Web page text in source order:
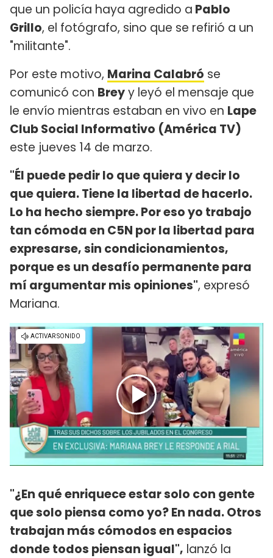
que un policía haya agredido a Pablo
Grillo, el fotógrafo, sino que se refirió a un
"militante".
Por este motivo, Marina Calabró se
comunicó con Breyy leyó el mensaje que
le envío mientras estaban en vivo en Lape
Club Social Informativo (América TV)
este jueves 14 de marzo.
"Él puede pedir lo que quiera y decir lo
que quiera. Tiene la libertad de hacerlo.
Lo ha hecho siempre. Por eso yo trabajo
tan cómoda en C5N por la libertad para
expresarse, sin condicionamientos,
porque es un desafío permanente para
mí argumentar mis opiniones", expresó
Mariana.
"¿En qué enriquece estar solo con gente
que solo piensa como yo? En nada. Otros
trabajan más cómodos en espacios
donde todos piensan igual", lanzó la